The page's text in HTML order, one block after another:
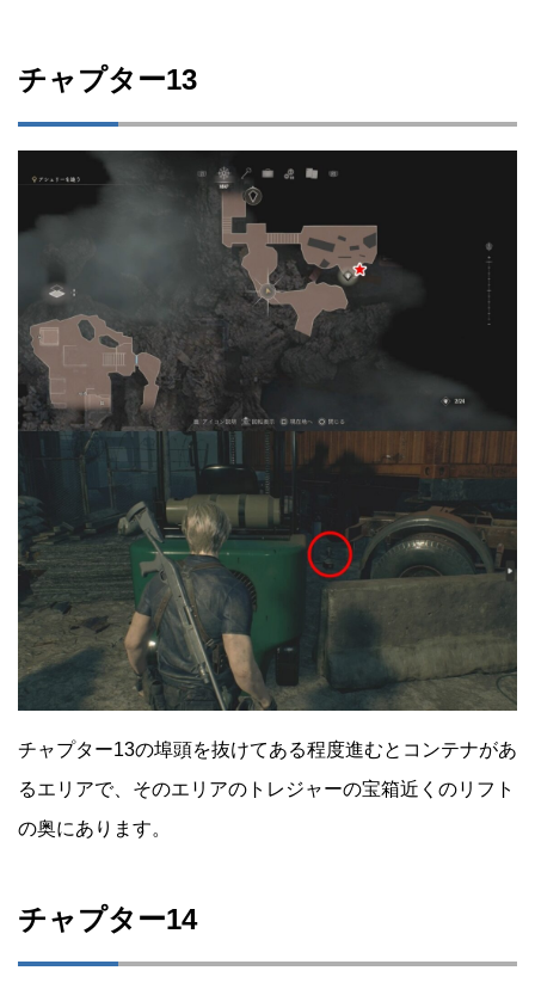
チャプター13
チャプター13の埠頭を抜けてある程度進むとコンテナがあ
るエリアで、そのエリアのトレジャーの宝箱近くのリフト
の奥にあります。
チャプター14